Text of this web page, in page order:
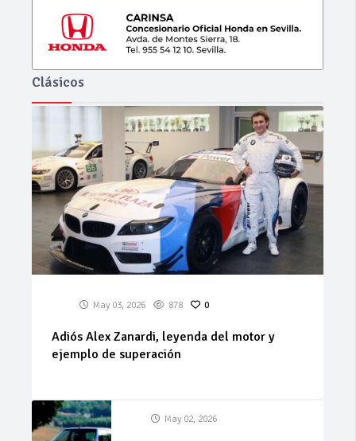
Clásicos
May 03, 2026 878 0
Adiós Alex Zanardi, leyenda del motor y
ejemplo de superación
May 02, 2026